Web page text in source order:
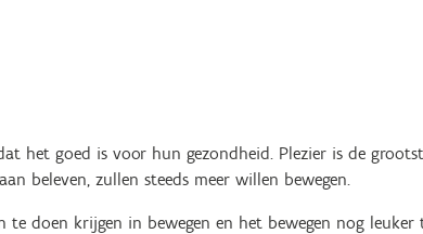
het goed is voor hun gezondheid. Plezier is de
beleven, zullen steeds meer willen bewegen.
doen krijgen in bewegen en het bewegen nog leuker